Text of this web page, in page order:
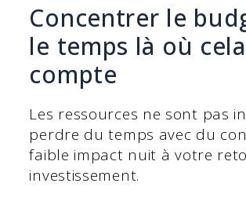
Concentrer le
le temps là où cela
compte
Les ressources ne sont pas
perdre du temps avec du
faible impact nuit à votre
investissement.